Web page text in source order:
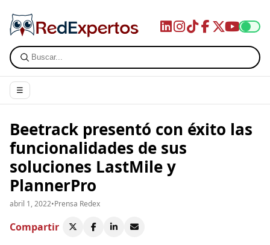
☰
Beetrack presentó con éxito las
funcionalidades de sus
soluciones LastMile y
PlannerPro
abril 1, 2022•Prensa Redex
Compartir